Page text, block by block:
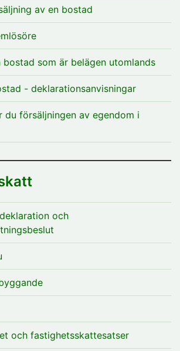
av en bostad
bostad som är belägen utomlands
- deklarationsanvisningar
du försäljningen av egendom i
och
och fastighetsskattesatser